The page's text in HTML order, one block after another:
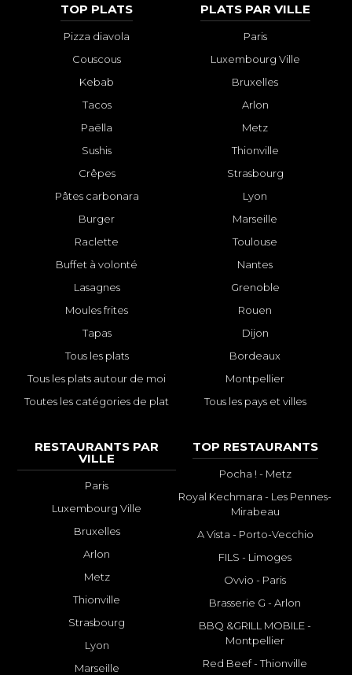
TOP PLATS
Pizza diavola
Couscous
Kebab
Tacos
Paëlla
Sushis
Crêpes
Pâtes carbonara
Burger
Raclette
Buffet à volonté
Lasagnes
Moules frites
Tapas
Tous les plats
Tous les plats autour de moi
Toutes les catégories de plat
PLATS PAR VILLE
Paris
Luxembourg Ville
Bruxelles
Arlon
Metz
Thionville
Strasbourg
Lyon
Marseille
Toulouse
Nantes
Grenoble
Rouen
Dijon
Bordeaux
Montpellier
Tous les pays et villes
RESTAURANTS PAR
VILLE
Paris
Luxembourg Ville
Bruxelles
Arlon
Metz
Thionville
Strasbourg
Lyon
Marseille
TOP RESTAURANTS
Pocha ! - Metz
Royal Kechmara - Les Pennes-
Mirabeau
A Vista - Porto-Vecchio
FILS - Limoges
Ovvio - Paris
Brasserie G - Arlon
BBQ &GRILL MOBILE -
Montpellier
Red Beef - Thionville